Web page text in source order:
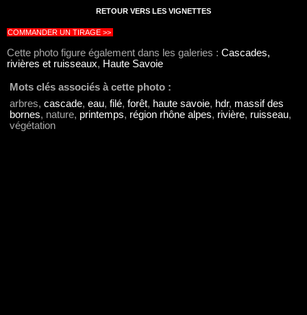
RETOUR VERS LES VIGNETTES
COMMANDER UN TIRAGE >>
Cette photo figure également dans les galeries : Cascades,
rivières et ruisseaux, Haute Savoie
Mots clés associés à cette photo :
arbres, cascade, eau, filé, forêt, haute savoie, hdr, massif des
bornes, nature, printemps, région rhône alpes, rivière, ruisseau,
végétation